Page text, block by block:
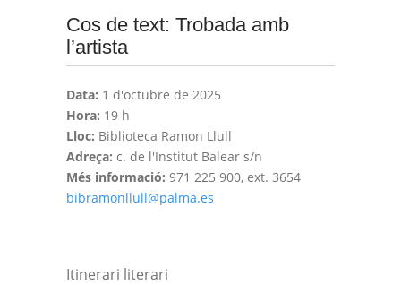
Cos de text: Trobada amb
l’artista
Data: 1 d'octubre de 2025
Hora: 19 h
Lloc: Biblioteca Ramon Llull
Adreça: c. de l'Institut Balear s/n
Més informació: 971 225 900, ext. 3654
bibramonllull@palma.es
Itinerari literari